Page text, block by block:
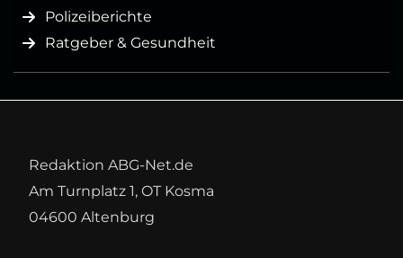
Polizeiberichte
Ratgeber & Gesundheit
Redaktion ABG-Net.de
Am Turnplatz 1, OT Kosma
04600 Altenburg